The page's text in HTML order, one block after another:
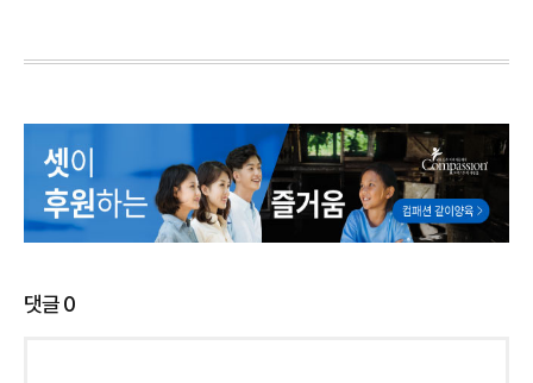
댓글0